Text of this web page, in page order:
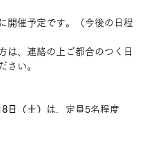
開催予定です。（今後の日程
は、連絡の上ご都合のつく日
さい。
日（土）
は、定員5名程度